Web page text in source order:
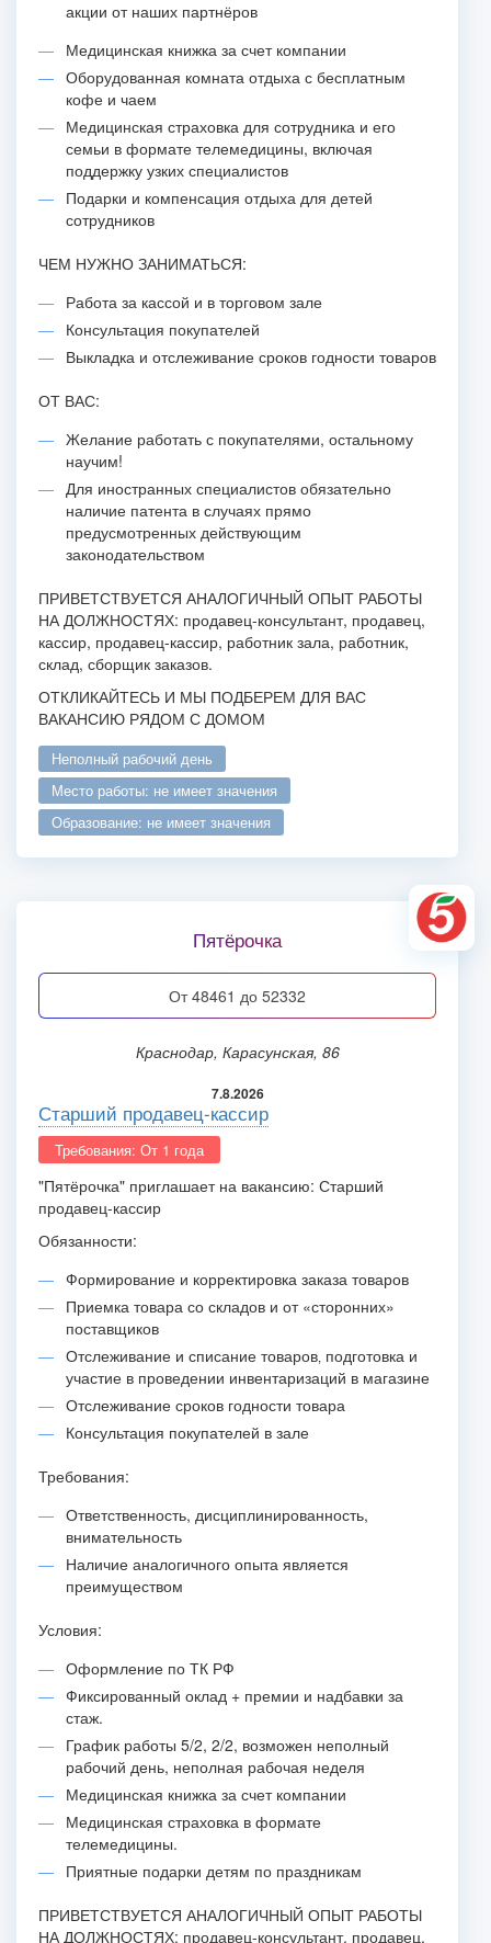
акции от наших партнёров
Медицинская книжка за счет компании
Оборудованная комната отдыха с бесплатным
кофе и чаем
Медицинская страховка для сотрудника и его
семьи в формате телемедицины, включая
поддержку узких специалистов
Подарки и компенсация отдыха для детей
сотрудников
ЧЕМ НУЖНО ЗАНИМАТЬСЯ:
Работа за кассой и в торговом зале
Консультация покупателей
Выкладка и отслеживание сроков годности товаров
ОТ ВАС:
Желание работать с покупателями, остальному
научим!
Для иностранных специалистов обязательно
наличие патента в случаях прямо
предусмотренных действующим
законодательством
ПРИВЕТСТВУЕТСЯ АНАЛОГИЧНЫЙ ОПЫТ РАБОТЫ
НА ДОЛЖНОСТЯХ: продавец-консультант, продавец,
кассир, продавец-кассир, работник зала, работник,
склад, сборщик заказов.
ОТКЛИКАЙТЕСЬ И МЫ ПОДБЕРЕМ ДЛЯ ВАС
ВАКАНСИЮ РЯДОМ С ДОМОМ
неполный рабочий день
место работы: не имеет значения
образование: не имеет значения
Пятёрочка
от 48461 до 52332
Краснодар, Карасунская, 86
7.8.2026
Старший продавец-кассир
Требования: От 1 года
"Пятёрочка" приглашает на вакансию: Старший
продавец-кассир
Обязанности:
Формирование и корректировка заказа товаров
Приемка товара со складов и от «сторонних»
поставщиков
Отслеживание и списание товаров‚ подготовка и
участие в проведении инвентаризаций в магазине
Отслеживание сроков годности товара
Консультация покупателей в зале
Требования:
Ответственность, дисциплинированность,
внимательность
Наличие аналогичного опыта является
преимуществом
Условия:
Оформление по ТК РФ
Фиксированный оклад + премии и надбавки за
стаж.
График работы 5/2, 2/2, возможен неполный
рабочий день, неполная рабочая неделя
Медицинская книжка за счет компании
Медицинская страховка в формате
телемедицины.
Приятные подарки детям по праздникам
ПРИВЕТСТВУЕТСЯ АНАЛОГИЧНЫЙ ОПЫТ РАБОТЫ
НА ДОЛЖНОСТЯХ: продавец-консультант, продавец,